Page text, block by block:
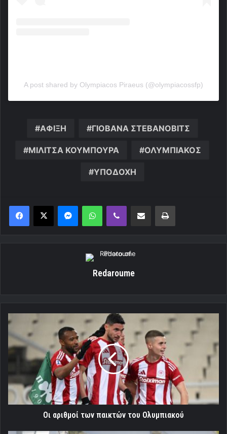
A post shared by Olympiacos Piraeus (@olympiacossfp)
ΑΦΙΞΗ ΓΙΟΒΑΝΑ ΣΤΕΒΑΝΟΒΙΤΣ
ΜΙΛΙΤΣΑ ΚΟΥΜΠΟΥΡΑ ΟΛΥΜΠΙΑΚΟΣ
ΥΠΟΔΟΧΗ
MessengerWhatsAppViber Κοινοποίηση μέσω ηλεκτρονικού ταχυδρομείουΕκτύπωση
Redaroume
των
παικτών
Ολυμπιακού
Οι αριθμοί των παικτών του Ολυμπιακού